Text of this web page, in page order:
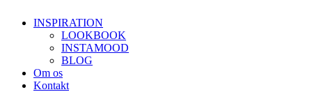
INSPIRATION
LOOKBOOK
INSTAMOOD
BLOG
Om os
Kontakt